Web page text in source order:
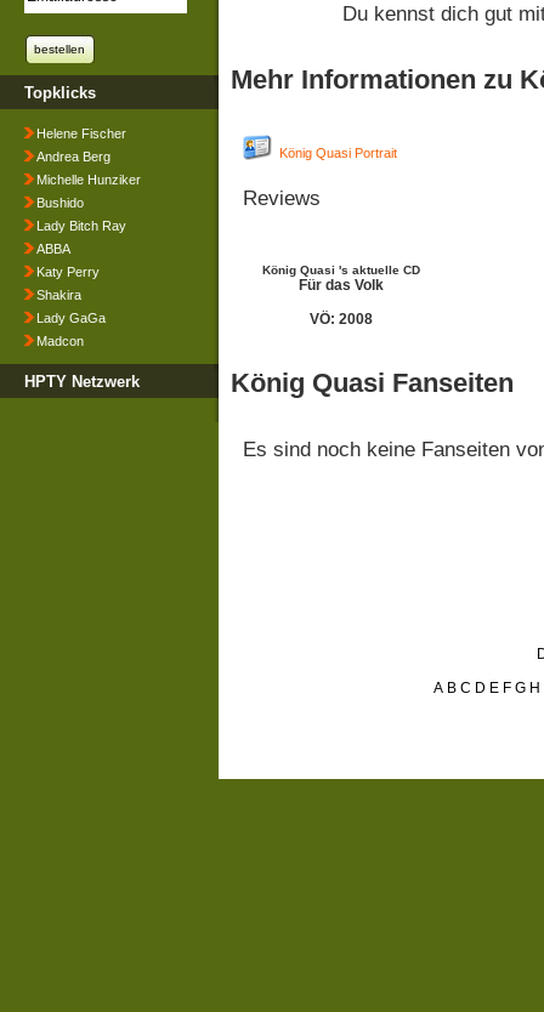
Topklicks
Helene Fischer
Andrea Berg
Michelle Hunziker
Bushido
Lady Bitch Ray
ABBA
Katy Perry
Shakira
Lady GaGa
Madcon
HPTY Netzwerk
Du kennst dich gut
Mehr Informationen zu
König Quasi Portrait
Reviews
König Quasi 's aktuelle CD
Für das Volk
VÖ: 2008
König Quasi Fanseiten
Es sind noch keine Fanseiten
A B C D E F G H